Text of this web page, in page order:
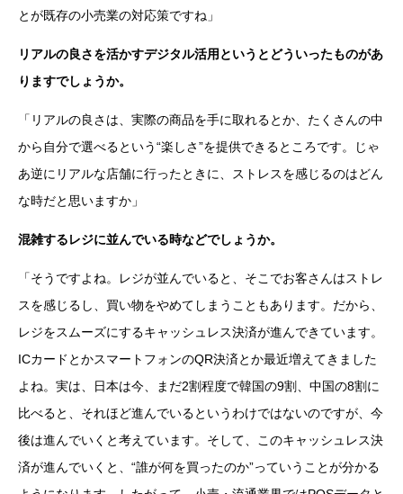
とが既存の小売業の対応策ですね」
リアルの良さを活かすデジタル活用というとどういったものがあ
りますでしょうか。
「リアルの良さは、実際の商品を手に取れるとか、たくさんの中
から自分で選べるという“楽しさ”を提供できるところです。じゃ
あ逆にリアルな店舗に行ったときに、ストレスを感じるのはどん
な時だと思いますか」
混雑するレジに並んでいる時などでしょうか。
「そうですよね。レジが並んでいると、そこでお客さんはストレ
スを感じるし、買い物をやめてしまうこともあります。だから、
レジをスムーズにするキャッシュレス決済が進んできています。
ICカードとかスマートフォンのQR決済とか最近増えてきました
よね。実は、日本は今、まだ2割程度で韓国の9割、中国の8割に
比べると、それほど進んでいるというわけではないのですが、今
後は進んでいくと考えています。そして、このキャッシュレス決
済が進んでいくと、“誰が何を買ったのか”っていうことが分かる